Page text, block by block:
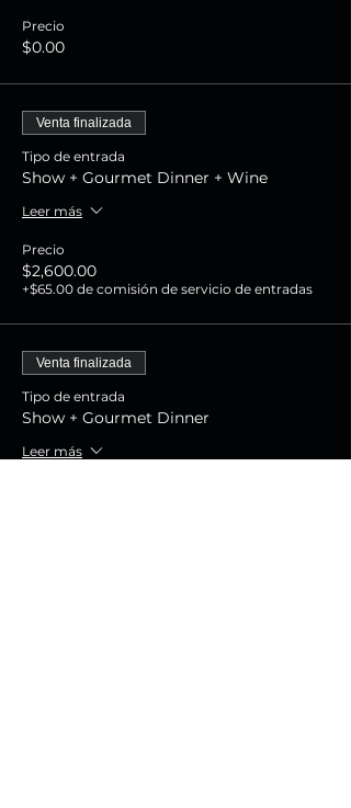
Precio
$0.00
Venta finalizada
Tipo de entrada
Show + Gourmet Dinner + Wine
Leer más
Precio
$2,600.00
+$65.00 de comisión de servicio de entradas
Venta finalizada
Tipo de entrada
Show + Gourmet Dinner
Leer más